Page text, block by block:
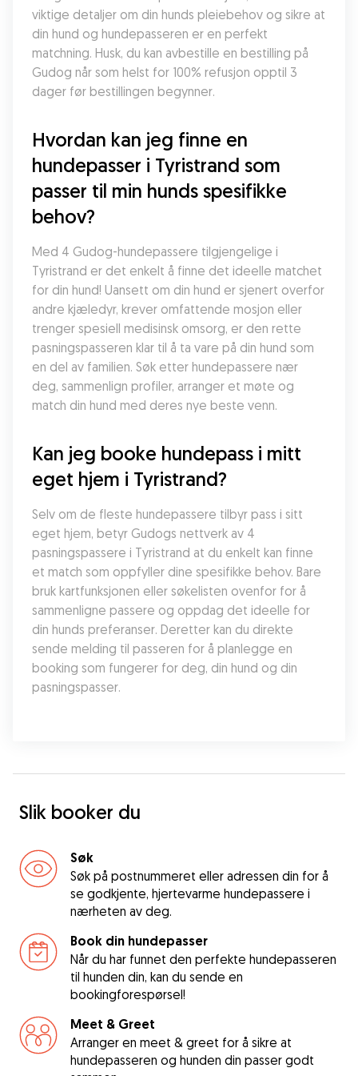
viktige detaljer om din hunds pleiebehov og sikre at
din hund og hundepasseren er en perfekt
matchning. Husk, du kan avbestille en bestilling på
Gudog når som helst for 100% refusjon opptil 3
dager før bestillingen begynner.
Hvordan kan jeg finne en
hundepasser i Tyristrand som
passer til min hunds spesifikke
behov?
Med 4 Gudog-hundepassere tilgjengelige i
Tyristrand er det enkelt å finne det ideelle matchet
for din hund! Uansett om din hund er sjenert overfor
andre kjæledyr, krever omfattende mosjon eller
trenger spesiell medisinsk omsorg, er den rette
pasningspasseren klar til å ta vare på din hund som
en del av familien. Søk etter hundepassere nær
deg, sammenlign profiler, arranger et møte og
match din hund med deres nye beste venn.
Kan jeg booke hundepass i mitt
eget hjem i Tyristrand?
Selv om de fleste hundepassere tilbyr pass i sitt
eget hjem, betyr Gudogs nettverk av 4
pasningspassere i Tyristrand at du enkelt kan finne
et match som oppfyller dine spesifikke behov. Bare
bruk kartfunksjonen eller søkelisten ovenfor for å
sammenligne passere og oppdag det ideelle for
din hunds preferanser. Deretter kan du direkte
sende melding til passeren for å planlegge en
booking som fungerer for deg, din hund og din
pasningspasser.
Slik booker du
Søk
Søk på postnummeret eller adressen din for å
se godkjente, hjertevarme hundepassere i
nærheten av deg.
Book din hundepasser
Når du har funnet den perfekte hundepasseren
til hunden din, kan du sende en
bookingforespørsel!
Meet & Greet
Arranger en meet & greet for å sikre at
hundepasseren og hunden din passer godt